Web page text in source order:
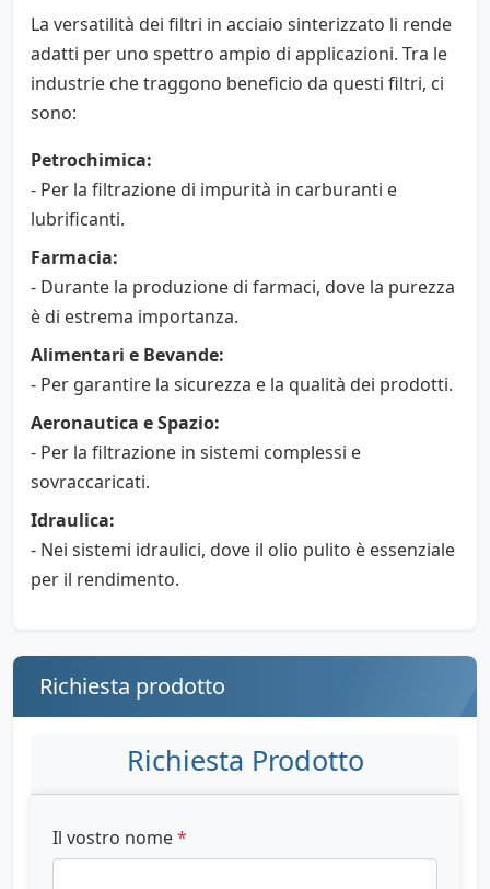
La versatilità dei filtri in acciaio sinterizzato li rende
adatti per uno spettro ampio di applicazioni. Tra le
industrie che traggono beneficio da questi filtri, ci
sono:
Petrochimica:
- Per la filtrazione di impurità in carburanti e
lubrificanti.
Farmacia:
- Durante la produzione di farmaci, dove la purezza
è di estrema importanza.
Alimentari e Bevande:
- Per garantire la sicurezza e la qualità dei prodotti.
Aeronautica e Spazio:
- Per la filtrazione in sistemi complessi e
sovraccaricati.
Idraulica:
- Nei sistemi idraulici, dove il olio pulito è essenziale
per il rendimento.
Richiesta prodotto
Richiesta Prodotto
Il vostro nome*